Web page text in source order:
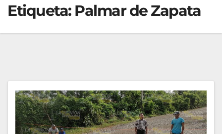
Etiqueta: Palmar de Zapata